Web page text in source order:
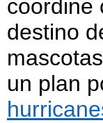
coordine
destino
un plan